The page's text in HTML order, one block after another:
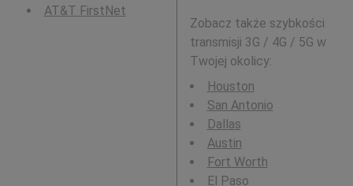
AT&T FirstNet
Zobacz także szybkości
transmisji 3G / 4G / 5G w
Twojej okolicy:
Houston
San Antonio
Dallas
Austin
Fort Worth
El Paso